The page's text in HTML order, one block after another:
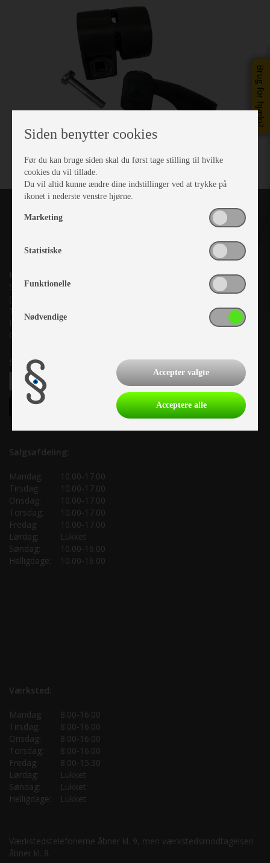
Brug for hjælp?
Kronjyllands Camping Center A/S
Suderholmen 10, 8960 Randers SØ
(Lige ud til Grenåvej)
Tlf. +45 87 10 98 70
Info@as-kcc.dk
CVR: 33 38 77 33
Samtykke til nyhedsbrev
Salgsafdeling:
Mandag:
10.00-17.00
Tirsdag:
10.00-17.00
Onsdag:
10.00-17.00
Torsdag:
10.00-17.00
Fredag:
10.00-17.00
Lørdag:
Lukket
Søndag:
10.00-16.00
Helligdage:
10.00-16.00
Værksted:
Mandag:
8.00-16.00
Tirsdag:
8.00-16.00
Onsdag:
8.00-16.00
Torsdag:
8.00-16.00
Fredag:
8.00-15.30
Lørdag:
Lukket
Søndag:
Lukket
Helligdage:
Lukket
Værkstedstelefonerne åbner kl. 9, men værkstedsmodtagelsen
åbner kl. 8.
Siden benytter cookies
Før du kan bruge siden skal du først tage stilling til hvilke
cookies du vil tillade.
Du vil altid kunne ændre dine indstillinger ved at trykke på
ikonet i nederste venstre hjørne.
Marketing
Statistiske
Funktionelle
Nødvendige
Accepter valgte
Acceptere alle